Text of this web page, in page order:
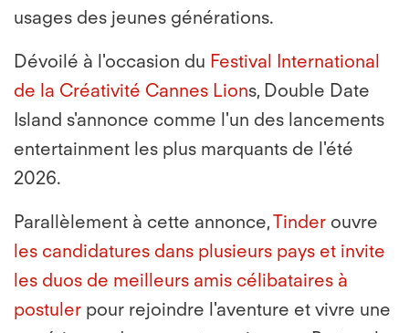
usages des jeunes générations.
Dévoilé à l'occasion du Festival International
de la Créativité Cannes Lions, Double Date
Island s'annonce comme l'un des lancements
entertainment les plus marquants de l'été
2026.
Parallèlement à cette annonce,Tinder ouvre
les candidatures dans plusieurs pays et invite
les duos de meilleurs amis célibataires à
postuler pour rejoindre l'aventure et vivre une